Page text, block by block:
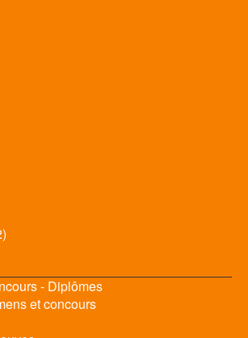
- Diplômes
et concours